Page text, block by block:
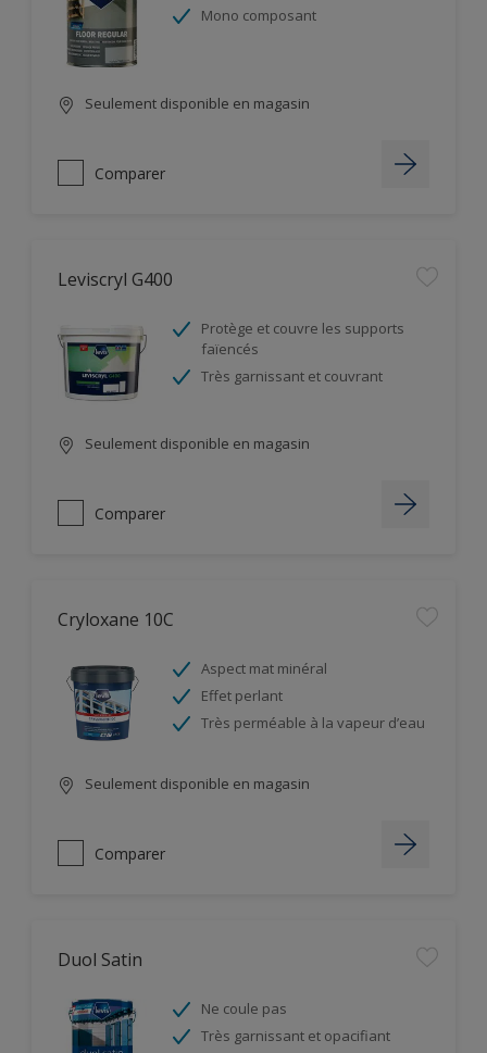
Mono composant
Seulement disponible en magasin
Comparer
Leviscryl G400
Protège et couvre les supports
faïencés
Très garnissant et couvrant
Seulement disponible en magasin
Comparer
Cryloxane 10C
Aspect mat minéral
Effet perlant
Très perméable à la vapeur d’eau
Seulement disponible en magasin
Comparer
Duol Satin
Ne coule pas
Très garnissant et opacifiant